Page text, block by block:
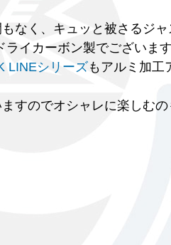
なく、キュッと被さるジ
イカーボン製でございます
LINEシリーズもアルミ加工
すのでオシャレに楽しむ